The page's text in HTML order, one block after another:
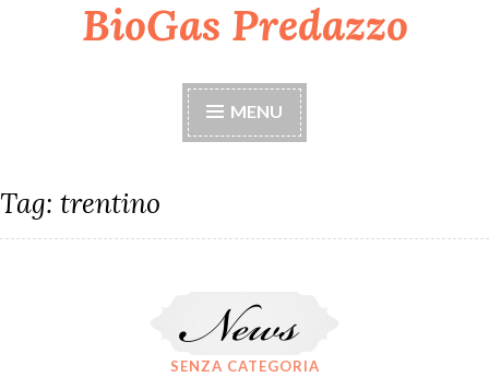
BioGas Predazzo
MENU
Tag: trentino
SENZA CATEGORIA